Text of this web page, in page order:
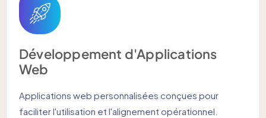
Développement d'Applications
Web
Applications web personnalisées conçues pour
faciliter l'utilisation et l'alignement opérationnel.